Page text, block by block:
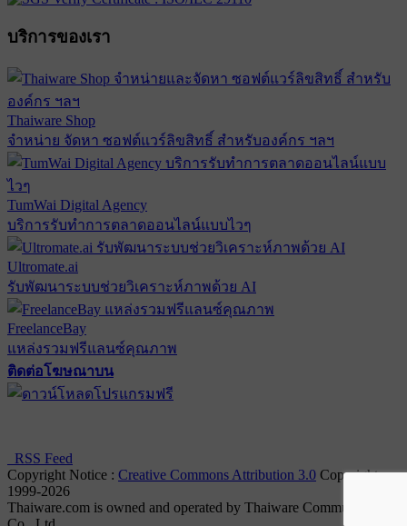
บริการของเรา
Thaiware Shop
จำหน่าย จัดหา ซอฟต์แวร์ลิขสิทธิ์ สำหรับองค์กร ฯลฯ
TumWai Digital Agency
บริการรับทำการตลาดออนไลน์แบบไวๆ
Ultromate.ai
รับพัฒนาระบบช่วยวิเคราะห์ภาพด้วย AI
FreelanceBay
แหล่งรวมฟรีแลนซ์คุณภาพ
ติดต่อโฆษณาบน
RSS Feed
Copyright Notice : Creative Commons Attribution 3.0 Copyright
1999-2026
Thaiware.com is owned and operated by Thaiware Communication